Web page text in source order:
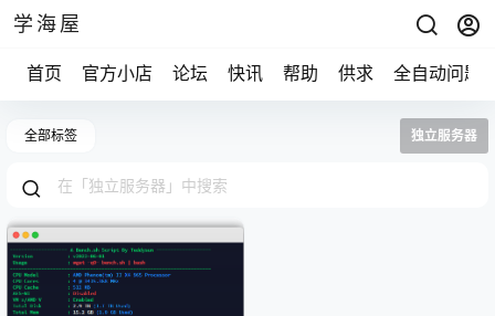
学海屋
首页 官方小店 论坛 快讯 帮助 供求 全自动问题
全部标签 独立服务器